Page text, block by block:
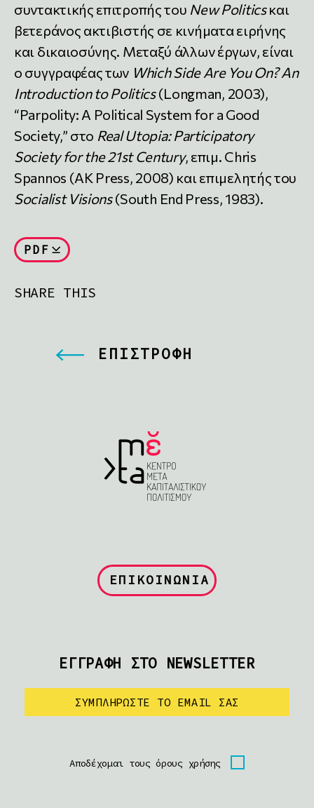
συντακτικής επιτροπής του New Politicsκαι
βετεράνος ακτιβιστής σε κινήματα ειρήνης
και δικαιοσύνης. Μεταξύ άλλων έργων, είναι
ο συγγραφέας των Which Side Are You On? An
Introduction to Politics(Longman, 2003),
“Parpolity: A Political System for a Good
Society,” στο Real Utopia: Participatory
Society for the 21st Century, επιμ. Chris
Spannos (AK Press, 2008) και επιμελητής του
Socialist Visions(South End Press, 1983).
PDF
SHARE THIS
ΕΠΙΣΤΡΟΦΗ
ΕΠΙΚΟΙΝΩΝΙΑ
ΕΓΓΡΑΦΗ ΣΤΟ NEWSLETTER
Αποδέχομαι τους όρους χρήσης